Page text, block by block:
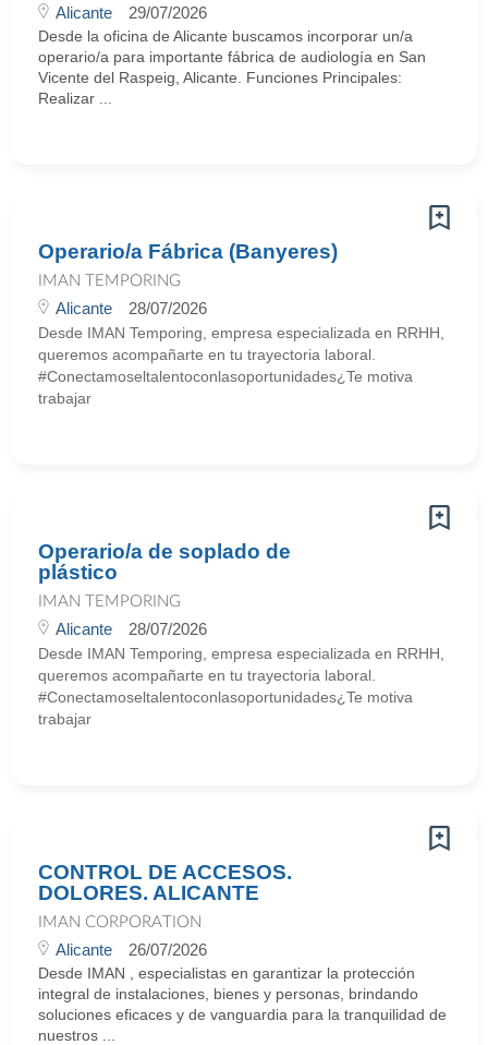
Alicante 29/07/2026
Desde la oficina de Alicante buscamos incorporar un/a
operario/a para importante fábrica de audiología en San
Vicente del Raspeig, Alicante. Funciones Principales:
Realizar ...
Operario/a Fábrica (Banyeres)
IMAN TEMPORING
Alicante 28/07/2026
Desde IMAN Temporing, empresa especializada en RRHH,
queremos acompañarte en tu trayectoria laboral.
#Conectamoseltalentoconlasoportunidades¿Te motiva
trabajar
Operario/a de soplado de
plástico
IMAN TEMPORING
Alicante 28/07/2026
Desde IMAN Temporing, empresa especializada en RRHH,
queremos acompañarte en tu trayectoria laboral.
#Conectamoseltalentoconlasoportunidades¿Te motiva
trabajar
CONTROL DE ACCESOS.
DOLORES. ALICANTE
IMAN CORPORATION
Alicante 26/07/2026
Desde IMAN , especialistas en garantizar la protección
integral de instalaciones, bienes y personas, brindando
soluciones eficaces y de vanguardia para la tranquilidad de
nuestros ...